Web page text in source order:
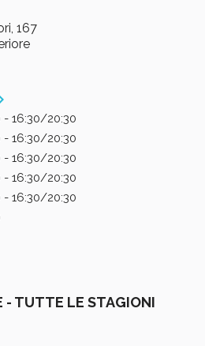
167
- 16:30/20:30
- 16:30/20:30
- 16:30/20:30
- 16:30/20:30
- 16:30/20:30
- TUTTE LE STAGIONI